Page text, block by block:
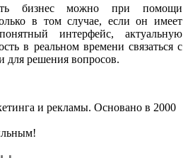
бизнес можно при помощи
в том случае, если он имеет
интерфейс, актуальную
в реальном времени связаться с
для решения вопросов.
и рекламы. Основано в 2000